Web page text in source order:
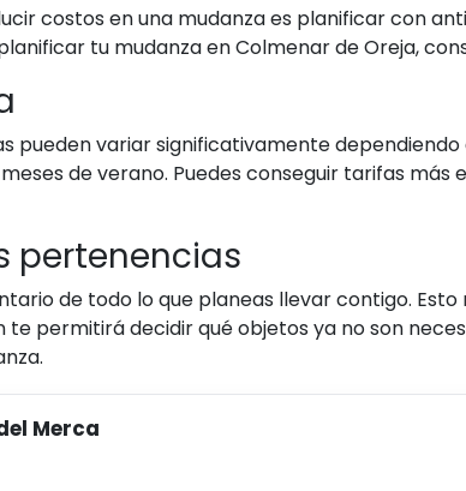
costos en una mudanza es planificar con
tu mudanza en Colmenar de Oreja,
pueden variar significativamente
de verano. Puedes conseguir tarifas
pertenencias
de todo lo que planeas llevar contigo.
permitirá decidir qué objetos ya no son
Merca